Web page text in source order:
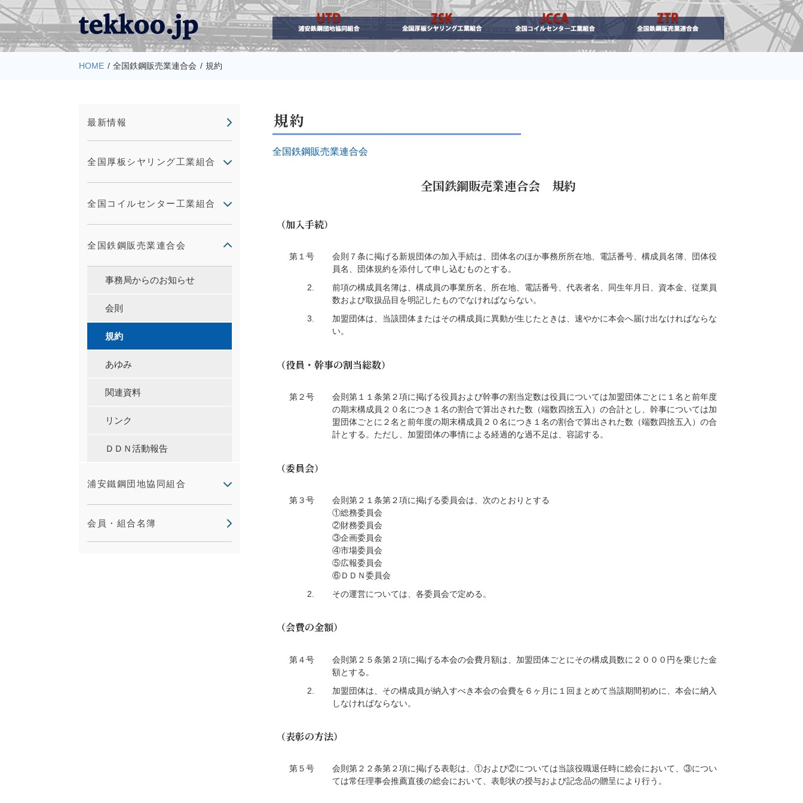
HOME 全国鉄鋼販売業連合会 規約
最新情報
全国厚板シヤリング工業組合
全国コイルセンター工業組合
全国鉄鋼販売業連合会
事務局からのお知らせ
会則
規約
あゆみ
関連資料
リンク
ＤＤＮ活動報告
浦安鐵鋼団地協同組合
会員・組合名簿
規約
全国鉄鋼販売業連合会
全国鉄鋼販売業連合会 規約
（加入手続）
第１号
会則７条に掲げる新規団体の加入手続は、団体名のほか事務所所在地、電話番号、構成員名簿、団体役
員名、団体規約を添付して申し込むものとする。
2.
前項の構成員名簿は、構成員の事業所名、所在地、電話番号、代表者名、同生年月日、資本金、従業員
数および取扱品目を明記したものでなければならない。
3.
加盟団体は、当該団体またはその構成員に異動が生じたときは、速やかに本会へ届け出なければならな
い。
（役員・幹事の割当総数）
第２号
会則第１１条第２項に掲げる役員および幹事の割当定数は役員については加盟団体ごとに１名と前年度
の期末構成員２０名につき１名の割合で算出された数（端数四捨五入）の合計とし、幹事については加
盟団体ごとに２名と前年度の期末構成員２０名につき１名の割合で算出された数（端数四捨五入）の合
計とする。ただし、加盟団体の事情による経過的な過不足は、容認する。
（委員会）
第３号
会則第２１条第２項に掲げる委員会は、次のとおりとする
①総務委員会
②財務委員会
③企画委員会
④市場委員会
⑤広報委員会
⑥ＤＤＮ委員会
2.
その運営については、各委員会で定める。
（会費の金額）
第４号
会則第２５条第２項に掲げる本会の会費月額は、加盟団体ごとにその構成員数に２０００円を乗じた金
額とする。
2.
加盟団体は、その構成員が納入すべき本会の会費を６ヶ月に１回まとめて当該期間初めに、本会に納入
しなければならない。
（表彰の方法）
第５号
会則第２２条第２項に掲げる表彰は、①および②については当該役職退任時に総会において、③につい
ては常任理事会推薦直後の総会において、表彰状の授与および記念品の贈呈により行う。